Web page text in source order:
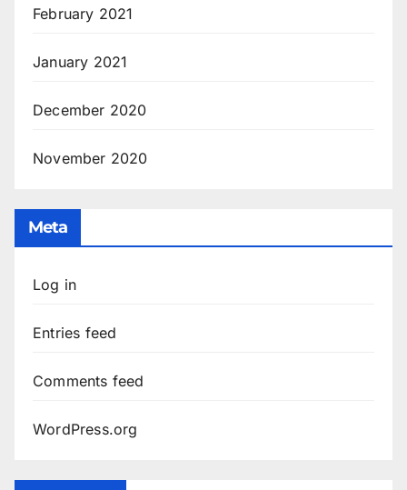
February 2021
January 2021
December 2020
November 2020
Meta
Log in
Entries feed
Comments feed
WordPress.org